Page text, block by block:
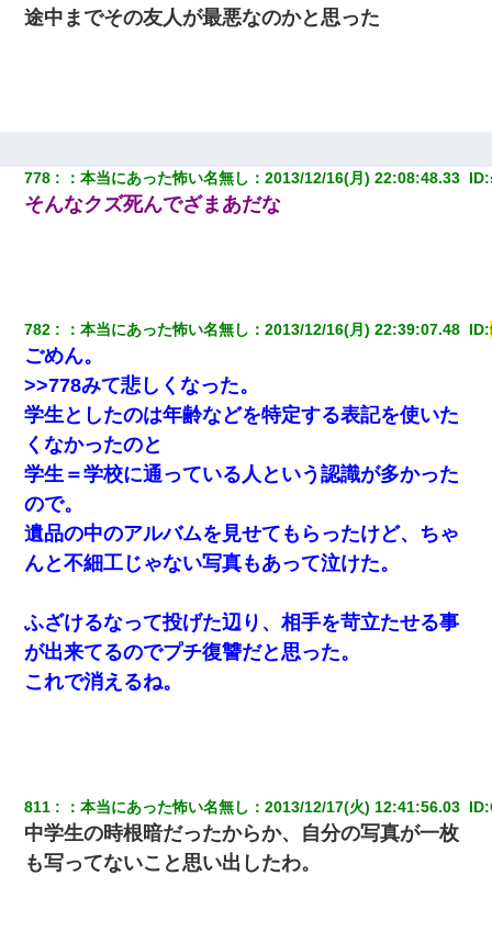
放置子が病院送りになったらしい → 俺（二度と帰ってくるなよ…
嫁を半身不随にしやがった恨みは、正直こんなもんじゃ晴れな
妊娠中に「おいこのブタ女！てめー席譲れ！」と絡まれ腹を殴る
真似された。泣きながら夫に話すと一年後に…
[緊急]ベロベロの女に声をかけて行為してきた結果
【報告者がキチ】嫁「妊娠した」俺『それじゃあ皆に祝ってもら
おう』友人達を家に連れ帰ってホームパーティー→俺『皆に祝え
てもらえて良かったな！』→
【ワロタ】姉から「肉食系14才、乳丸出し、毛はうっすら生えか
け」というタイトルで画像が送られてきた
元夫の連れ子「俺の結婚式の時くらい、母親としての責任を果た
そうとは思わないのか！」→どうも連れ子は…
２人・・・
新卒の女性社員に1年半ストーカーされていた。俺「マジで怖い」
上司「話をしてみる」→女性社員「実は10数年前に…」
途中までその友人が最悪なのかと思った
778 ：本当にあった怖い名無し ：2013/12/16(月) 22:08:48.33 ID:
そんなクズ死んでざまあだな
782 ：本当にあった怖い名無し ：2013/12/16(月) 22:39:07.48 ID:
ごめん。
>>778みて悲しくなった。
学生としたのは年齢などを特定する表記を使いた
くなかったのと
学生＝学校に通っている人という認識が多かった
ので。
遺品の中のアルバムを見せてもらったけど、ちゃ
んと不細工じゃない写真もあって泣けた。
ふざけるなって投げた辺り、相手を苛立たせる事
が出来てるのでプチ復讐だと思った。
これで消えるね。
811 ：本当にあった怖い名無し ：2013/12/17(火) 12:41:56.03 ID:
中学生の時根暗だったからか、自分の写真が一枚
も写ってないこと思い出したわ。